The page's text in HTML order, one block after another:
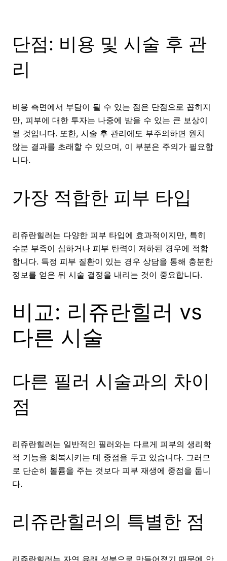
단점: 비용 및 시술 후 관
리
비용 측면에서 부담이 될 수 있는 점은 단점으로 꼽히지
만, 피부에 대한 투자는 나중에 받을 수 있는 큰 보상이
될 것입니다. 또한, 시술 후 관리에도 부주의하면 원치
않는 결과를 초래할 수 있으며, 이 부분은 주의가 필요합
니다.
가장 적합한 피부 타입
리쥬란힐러는 다양한 피부 타입에 효과적이지만, 특히
수분 부족이 심하거나 피부 탄력이 저하된 경우에 적합
합니다. 특정 피부 질환이 있는 경우 상담을 통해 충분한
정보를 얻은 뒤 시술 결정을 내리는 것이 중요합니다.
비교: 리쥬란힐러 vs
다른 시술
다른 필러 시술과의 차이
점
리쥬란힐러는 일반적인 필러와는 다르게 피부의 생리학
적 기능을 회복시키는 데 중점을 두고 있습니다. 그러므
로 단순히 볼륨을 주는 것보다 피부 재생에 중점을 둡니
다.
리쥬란힐러의 특별한 점
리쥬란힐러는 자연 유래 성분으로 만들어졌기 때문에 안